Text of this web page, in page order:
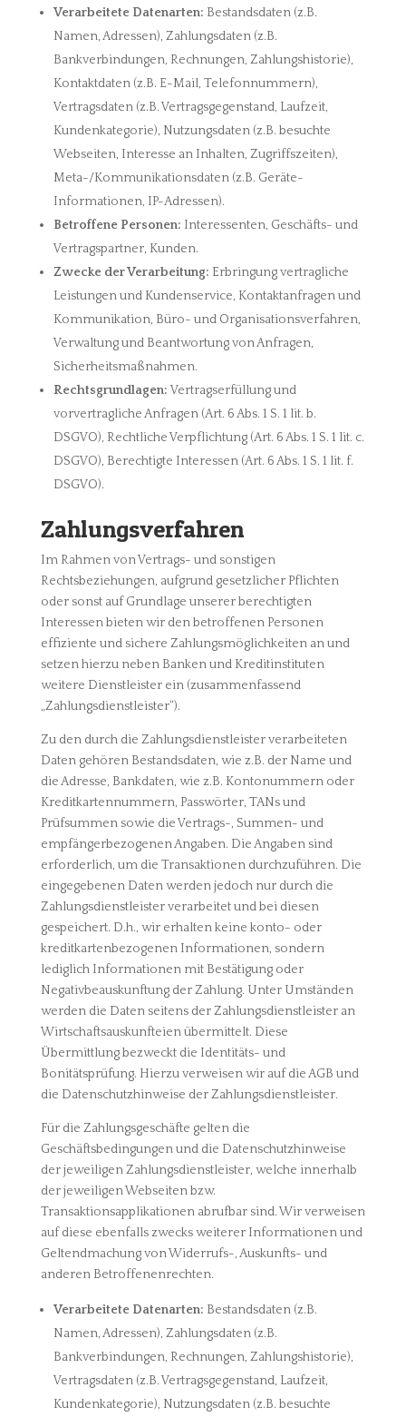
Verarbeitete Datenarten: Bestandsdaten (z.B.
Namen, Adressen), Zahlungsdaten (z.B.
Bankverbindungen, Rechnungen, Zahlungshistorie),
Kontaktdaten (z.B. E-Mail, Telefonnummern),
Vertragsdaten (z.B. Vertragsgegenstand, Laufzeit,
Kundenkategorie), Nutzungsdaten (z.B. besuchte
Webseiten, Interesse an Inhalten, Zugriffszeiten),
Meta-/Kommunikationsdaten (z.B. Geräte-
Informationen, IP-Adressen).
Betroffene Personen: Interessenten, Geschäfts- und
Vertragspartner, Kunden.
Zwecke der Verarbeitung: Erbringung vertragliche
Leistungen und Kundenservice, Kontaktanfragen und
Kommunikation, Büro- und Organisationsverfahren,
Verwaltung und Beantwortung von Anfragen,
Sicherheitsmaßnahmen.
Rechtsgrundlagen:Vertragserfüllung und
vorvertragliche Anfragen (Art. 6 Abs. 1 S. 1 lit. b.
DSGVO), Rechtliche Verpflichtung (Art. 6 Abs. 1 S. 1 lit. c.
DSGVO), Berechtigte Interessen (Art. 6 Abs. 1 S. 1 lit. f.
DSGVO).
Zahlungsverfahren
Im Rahmen von Vertrags- und sonstigen
Rechtsbeziehungen, aufgrund gesetzlicher Pflichten
oder sonst auf Grundlage unserer berechtigten
Interessen bieten wir den betroffenen Personen
effiziente und sichere Zahlungsmöglichkeiten an und
setzen hierzu neben Banken und Kreditinstituten
weitere Dienstleister ein (zusammenfassend
„Zahlungsdienstleister“).
Zu den durch die Zahlungsdienstleister verarbeiteten
Daten gehören Bestandsdaten, wie z.B. der Name und
die Adresse, Bankdaten, wie z.B. Kontonummern oder
Kreditkartennummern, Passwörter, TANs und
Prüfsummen sowie die Vertrags-, Summen- und
empfängerbezogenen Angaben. Die Angaben sind
erforderlich, um die Transaktionen durchzuführen. Die
eingegebenen Daten werden jedoch nur durch die
Zahlungsdienstleister verarbeitet und bei diesen
gespeichert. D.h., wir erhalten keine konto- oder
kreditkartenbezogenen Informationen, sondern
lediglich Informationen mit Bestätigung oder
Negativbeauskunftung der Zahlung. Unter Umständen
werden die Daten seitens der Zahlungsdienstleister an
Wirtschaftsauskunfteien übermittelt. Diese
Übermittlung bezweckt die Identitäts- und
Bonitätsprüfung. Hierzu verweisen wir auf die AGB und
die Datenschutzhinweise der Zahlungsdienstleister.
Für die Zahlungsgeschäfte gelten die
Geschäftsbedingungen und die Datenschutzhinweise
der jeweiligen Zahlungsdienstleister, welche innerhalb
der jeweiligen Webseiten bzw.
Transaktionsapplikationen abrufbar sind. Wir verweisen
auf diese ebenfalls zwecks weiterer Informationen und
Geltendmachung von Widerrufs-, Auskunfts- und
anderen Betroffenenrechten.
Verarbeitete Datenarten: Bestandsdaten (z.B.
Namen, Adressen), Zahlungsdaten (z.B.
Bankverbindungen, Rechnungen, Zahlungshistorie),
Vertragsdaten (z.B. Vertragsgegenstand, Laufzeit,
Kundenkategorie), Nutzungsdaten (z.B. besuchte